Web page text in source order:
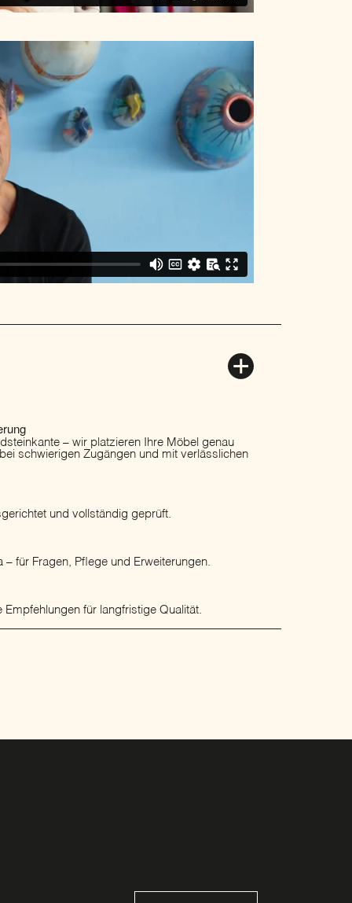
– wir platzieren Ihre Möbel genau
schwierigen Zugängen und mit verlässlichen
und vollständig geprüft.
für Fragen, Pflege und Erweiterungen.
für langfristige Qualität.